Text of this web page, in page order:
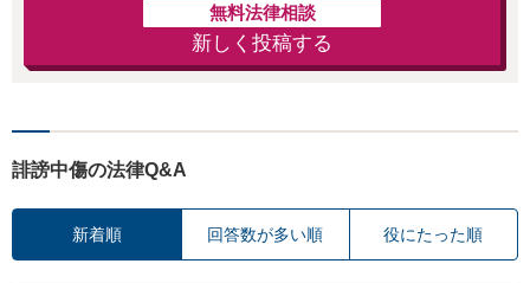
無料法律相談
新しく投稿する
誹謗中傷の法律Q&A
新着順 回答数が多い順 役にたった順